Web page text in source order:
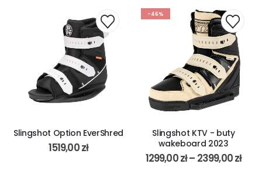
Slingshot Option EverShred
1519,00zł
-46%
Slingshot KTV - buty
wakeboard 2023
1299,00zł– 2399,00zł